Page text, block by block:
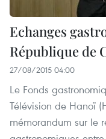
Echanges
République de
27/08/2015 04:00
Le Fonds
Télévision de Hanoï
mémorandum sur le